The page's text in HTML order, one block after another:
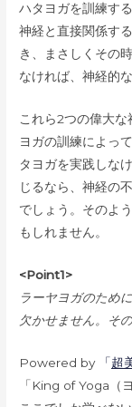
ハタヨガを訓練す
神経と直接関係す
き、まさしくその
なければ、神経的
これら2つの偉大
ヨガの訓練によっ
タヨガを実践しな
じるなら、神経の
でしょう。そのよ
もしれません。
<Point1>
ラーヤヨガのため
欠かせません。そ
Powered by 「超
「King of Yoga（